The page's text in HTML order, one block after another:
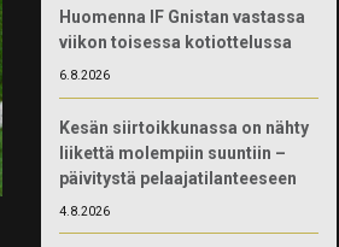
Huomenna IF Gnistan vastassa
viikon toisessa kotiottelussa
6.8.2026
Kesän siirtoikkunassa on nähty
liikettä molempiin suuntiin –
päivitystä pelaajatilanteeseen
4.8.2026